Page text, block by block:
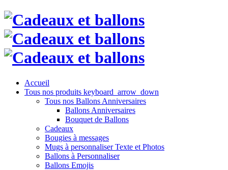
Accueil
Tous nos produits keyboard_arrow_down
Tous nos Ballons Anniversaires
Ballons Anniversaires
Bouquet de Ballons
Cadeaux
Bougies à messages
Mugs à personnaliser Texte et Photos
Ballons à Personnaliser
Ballons Emojis